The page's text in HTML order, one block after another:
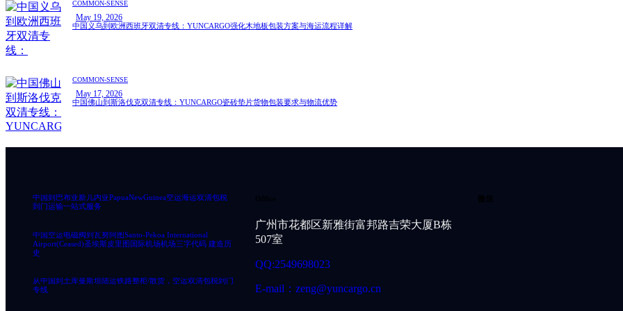
COMMON-SENSE
May 19, 2026
中国义乌到欧洲西班牙双清专线：YUNCARGO强化木地板包装方案与海运流程详解
COMMON-SENSE
May 17, 2026
中国佛山到斯洛伐克双清专线：YUNCARGO瓷砖垫片货物包装要求与物流优势
中国到巴布亚新几内亚PapuaNewGuinea空运海运双清包税
到门运输一站式服务
中国空运电磁阀到瓦努阿图Santo-Pekoa International
Airport(Ceased)圣埃斯皮里图国际机场机场三字代码 建造历
史
从中国到土库曼斯坦陆运铁路整柜/散货，空运双清包税到门
专线
广州市花都区新雅街富邦路吉荣大厦B栋
507室
QQ:2549698023
E-mail：zeng@yuncargo.cn